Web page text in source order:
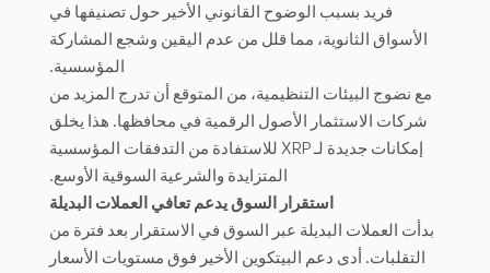
فريد بسبب الوضوح القانوني الأخير حول تصنيفها في
الأسواق الثانوية، مما قلل من عدم اليقين وشجع المشاركة
المؤسسية.
مع نضوج البيئات التنظيمية، من المتوقع أن تدرج المزيد من
شركات الاستثمار الأصول الرقمية في محافظها. هذا يخلق
إمكانات جديدة لـ XRP للاستفادة من التدفقات المؤسسية
المتزايدة والشرعية السوقية الأوسع.
استقرار السوق يدعم تعافي العملات البديلة
بدأت العملات البديلة عبر السوق في الاستقرار بعد فترة من
التقلبات. أدى دعم البيتكوين الأخير فوق مستويات الأسعار